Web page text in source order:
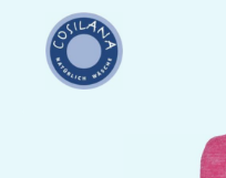
Bildergalerie überspringen